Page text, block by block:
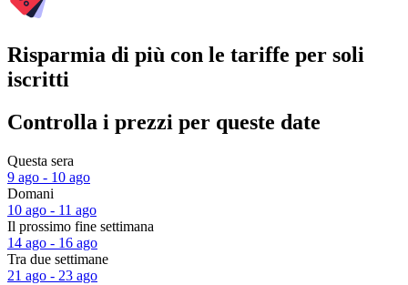
Risparmia di più con le tariffe per soli
iscritti
Controlla i prezzi per queste date
Questa sera
9 ago - 10 ago
Domani
10 ago - 11 ago
Il prossimo fine settimana
14 ago - 16 ago
Tra due settimane
21 ago - 23 ago